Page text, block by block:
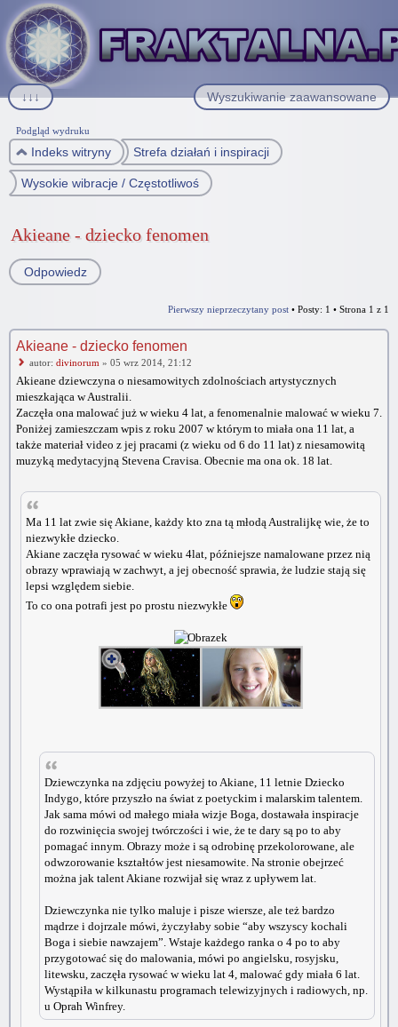
Wyszukiwanie zaawansowane
↓↓↓
Podgląd wydruku
Indeks witryny Strefa działań i inspiracji
Wysokie wibracje / Częstotliwości indygo
Akieane - dziecko fenomen
Odpowiedz
Pierwszy nieprzeczytany post • Posty: 1 • Strona 1 z 1
Akieane - dziecko fenomen
autor: divinorum » 05 wrz 2014, 21:12
Akieane dziewczyna o niesamowitych zdolnościach artystycznych
mieszkająca w Australii.
Zaczęła ona malować już w wieku 4 lat, a fenomenalnie malować w wieku 7.
Poniżej zamieszczam wpis z roku 2007 w którym to miała ona 11 lat, a
także materiał video z jej pracami (z wieku od 6 do 11 lat) z niesamowitą
muzyką medytacyjną Stevena Cravisa. Obecnie ma ona ok. 18 lat.
Ma 11 lat zwie się Akiane, każdy kto zna tą młodą Australijkę wie, że to
niezwykłe dziecko.
Akiane zaczęła rysować w wieku 4lat, późniejsze namalowane przez nią
obrazy wprawiają w zachwyt, a jej obecność sprawia, że ludzie stają się
lepsi względem siebie.
To co ona potrafi jest po prostu niezwykłe
Dziewczynka na zdjęciu powyżej to Akiane, 11 letnie Dziecko
Indygo, które przyszło na świat z poetyckim i malarskim talentem.
Jak sama mówi od małego miała wizje Boga, dostawała inspiracje
do rozwinięcia swojej twórczości i wie, że te dary są po to aby
pomagać innym. Obrazy może i są odrobinę przekolorowane, ale
odwzorowanie kształtów jest niesamowite. Na stronie obejrzeć
można jak talent Akiane rozwijał się wraz z upływem lat.
Dziewczynka nie tylko maluje i pisze wiersze, ale też bardzo
mądrze i dojrzale mówi, życzyłaby sobie “aby wszyscy kochali
Boga i siebie nawzajem”. Wstaje każdego ranka o 4 po to aby
przygotować się do malowania, mówi po angielsku, rosyjsku,
litewsku, zaczęła rysować w wieku lat 4, malować gdy miała 6 lat.
Wystąpiła w kilkunastu programach telewizyjnych i radiowych, np.
u Oprah Winfrey.